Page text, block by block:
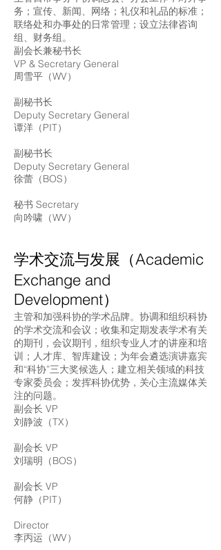
务；宣传、新闻、网络；礼仪和礼品的标准；
联络处和办事处的日常管理；设立法律咨询
组、财务组。
副会长兼秘书长
VP & Secretary General
周雪平（WV）
副秘书长
Deputy Secretary General
谭洋（PIT）
副秘书长
Deputy Secretary General
徐蕾（BOS）
秘书 Secretary
向吟啸（WV）
学术交流与发展（Academic
Exchange and
Development）
主管和加强科协的学术品牌。协调和组织科协
的学术交流和会议；收集和定期发表学术有关
的期刊，会议期刊，组织专业人才的讲座和培
训；人才库、智库建设；为年会遴选演讲嘉宾
和“科协”三大奖候选人；建立相关领域的科技
专家委员会；发挥科协优势，关心主流媒体关
注的问题。
副会长 VP
刘静波（TX）
副会长 VP
刘瑞明（BOS）
副会长 VP
何静（PIT）
Director
李丙运（WV）